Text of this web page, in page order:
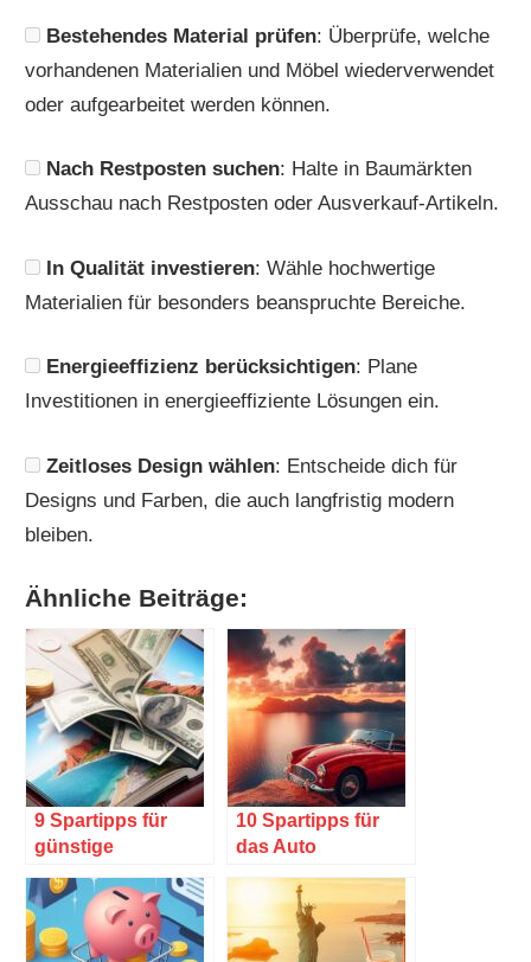
Bestehendes Material prüfen: Überprüfe, welche
vorhandenen Materialien und Möbel wiederverwendet
oder aufgearbeitet werden können.
Nach Restposten suchen: Halte in Baumärkten
Ausschau nach Restposten oder Ausverkauf-Artikeln.
In Qualität investieren: Wähle hochwertige
Materialien für besonders beanspruchte Bereiche.
Energieeffizienz berücksichtigen: Plane
Investitionen in energieeffiziente Lösungen ein.
Zeitloses Design wählen: Entscheide dich für
Designs und Farben, die auch langfristig modern
bleiben.
Ähnliche Beiträge:
9 Spartipps für
günstige
10 Spartipps für
das Auto